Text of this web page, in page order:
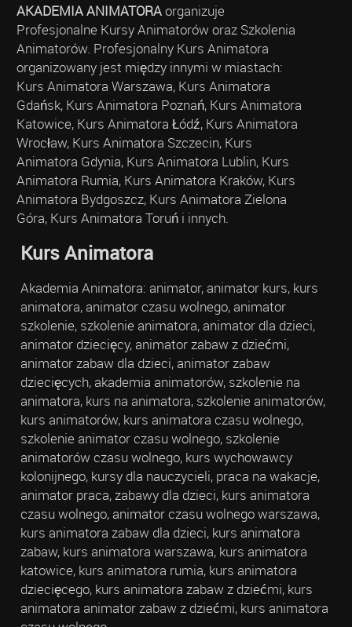
AKADEMIA ANIMATORAorganizuje
Profesjonalne Kursy Animatorów oraz Szkolenia
Animatorów. Profesjonalny Kurs Animatora
organizowany jest między innymi w miastach:
Kurs Animatora Warszawa, Kurs Animatora
Gdańsk, Kurs Animatora Poznań, Kurs Animatora
Katowice, Kurs Animatora Łódź, Kurs Animatora
Wrocław, Kurs Animatora Szczecin, Kurs
Animatora Gdynia, Kurs Animatora Lublin, Kurs
Animatora Rumia, Kurs Animatora Kraków, Kurs
Animatora Bydgoszcz, Kurs Animatora Zielona
Góra, Kurs Animatora Toruń i innych.
Kurs Animatora
Akademia Animatora: animator, animator kurs, kurs
animatora, animator czasu wolnego, animator
szkolenie, szkolenie animatora, animator dla dzieci,
animator dziecięcy, animator zabaw z dziećmi,
animator zabaw dla dzieci, animator zabaw
dziecięcych, akademia animatorów, szkolenie na
animatora, kurs na animatora, szkolenie animatorów,
kurs animatorów, kurs animatora czasu wolnego,
szkolenie animator czasu wolnego, szkolenie
animatorów czasu wolnego, kurs wychowawcy
kolonijnego, kursy dla nauczycieli, praca na wakacje,
animator praca, zabawy dla dzieci, kurs animatora
czasu wolnego, animator czasu wolnego warszawa,
kurs animatora zabaw dla dzieci, kurs animatora
zabaw, kurs animatora warszawa, kurs animatora
katowice, kurs animatora rumia, kurs animatora
dziecięcego, kurs animatora zabaw z dziećmi, kurs
animatora animator zabaw z dziećmi, kurs animatora